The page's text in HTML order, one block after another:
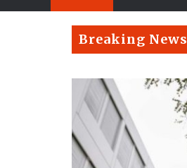
Breaking News